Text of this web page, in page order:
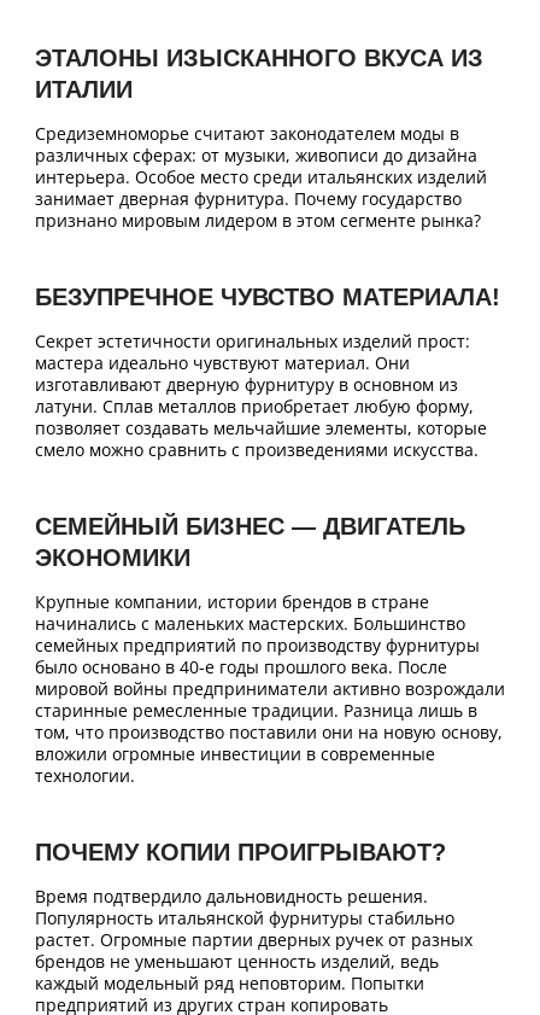
ЭТАЛОНЫ ИЗЫСКАННОГО ВКУСА ИЗ
ИТАЛИИ
Средиземноморье считают законодателем моды в
различных сферах: от музыки, живописи до дизайна
интерьера. Особое место среди итальянских изделий
занимает дверная фурнитура. Почему государство
признано мировым лидером в этом сегменте рынка?
БЕЗУПРЕЧНОЕ ЧУВСТВО МАТЕРИАЛА!
Секрет эстетичности оригинальных изделий прост:
мастера идеально чувствуют материал. Они
изготавливают дверную фурнитуру в основном из
латуни. Сплав металлов приобретает любую форму,
позволяет создавать мельчайшие элементы, которые
смело можно сравнить с произведениями искусства.
СЕМЕЙНЫЙ БИЗНЕС — ДВИГАТЕЛЬ
ЭКОНОМИКИ
Крупные компании, истории брендов в стране
начинались с маленьких мастерских. Большинство
семейных предприятий по производству фурнитуры
было основано в 40-е годы прошлого века. После
мировой войны предприниматели активно возрождали
старинные ремесленные традиции. Разница лишь в
том, что производство поставили они на новую основу,
вложили огромные инвестиции в современные
технологии.
ПОЧЕМУ КОПИИ ПРОИГРЫВАЮТ?
Время подтвердило дальновидность решения.
Популярность итальянской фурнитуры стабильно
растет. Огромные партии дверных ручек от разных
брендов не уменьшают ценность изделий, ведь
каждый модельный ряд неповторим. Попытки
предприятий из других стран копировать